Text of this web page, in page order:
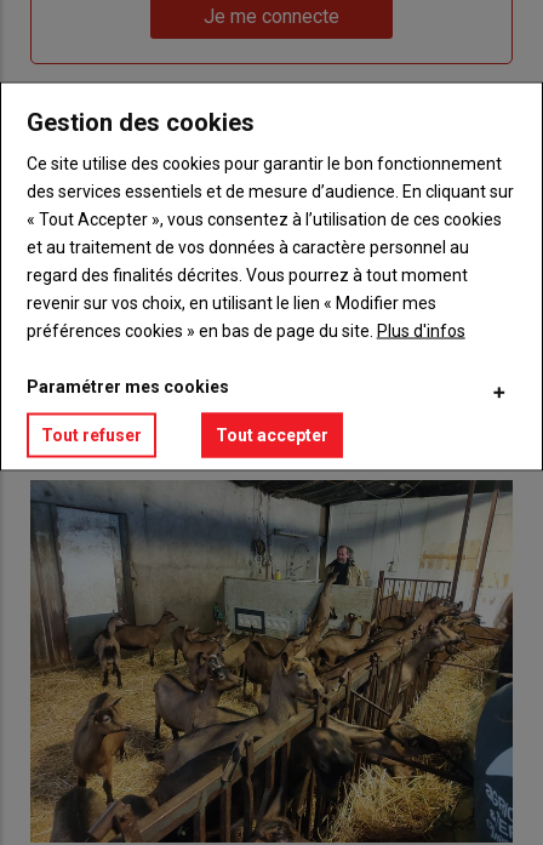
de
me
Je me connecte
titre
TITRE CRÉEZ UN COMPTE
BodyChoisissez votre formule et créez votre
compte pour accéder à tout {nom-site}.
Créez un compte
VOUS AIMEREZ AUSSI
Gestion des cookies
Ce site utilise des cookies pour garantir le bon fonctionnement
des services essentiels et de mesure d’audience. En cliquant sur
« Tout Accepter », vous consentez à l’utilisation de ces cookies
et au traitement de vos données à caractère personnel au
regard des finalités décrites. Vous pourrez à tout moment
revenir sur vos choix, en utilisant le lien « Modifier mes
préférences cookies » en bas de page du site. Plus d'infos
Paramétrer mes cookies
Tout refuser Tout accepter